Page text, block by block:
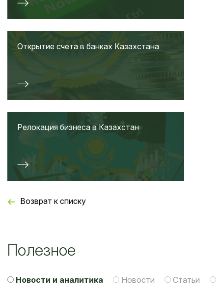
Открытие счета в банках Казахстана
Релокация бизнеса в Казахстан
Возврат к списку
Полезное
Новости и аналитика Новости Статьи